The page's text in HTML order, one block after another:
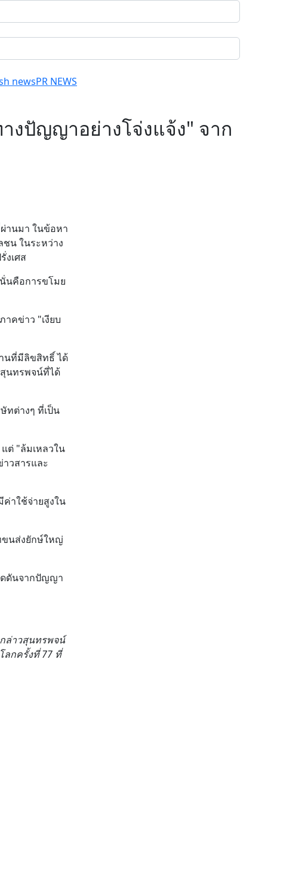
newsPR NEWS
งปัญญาอย่างโจ่งแจ้ง" จาก
านมา ในข้อหา
น ในระหว่าง
งเศส
นคือการขโมย
คข่าว "เงียบ
นที่มีลิขสิทธิ์ ได้
นทรพจน์ที่ได้
ทต่างๆ ที่เป็น
ต่ "ล้มเหลวใน
วสารและ
ค่าใช้จ่ายสูงใน
ขนส่งยักษ์ใหญ่
ดดันจากปัญญา
ล่าวสุนทรพจน์
กครั้งที่ 77 ที่